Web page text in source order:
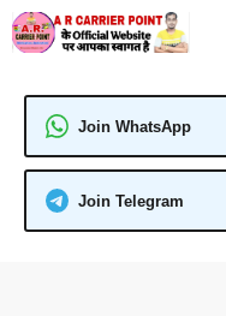
Skip
to
Join WhatsApp
Join Telegram